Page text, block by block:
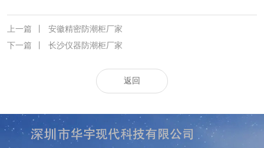
上一篇
安徽精密防潮柜厂家
下一篇
长沙仪器防潮柜厂家
返回